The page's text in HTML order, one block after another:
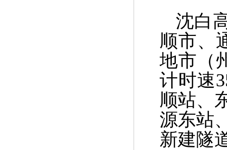
沈白
顺市、
地市（
计时速
顺站、
源东站
新建隧